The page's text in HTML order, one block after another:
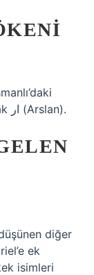
Türk’in önündeydi ve ارس ocket olarak ار (Arslan).
diğer
ek
isimleri